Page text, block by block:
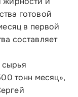
готовой
в первой
составляет
тонн месяц»,